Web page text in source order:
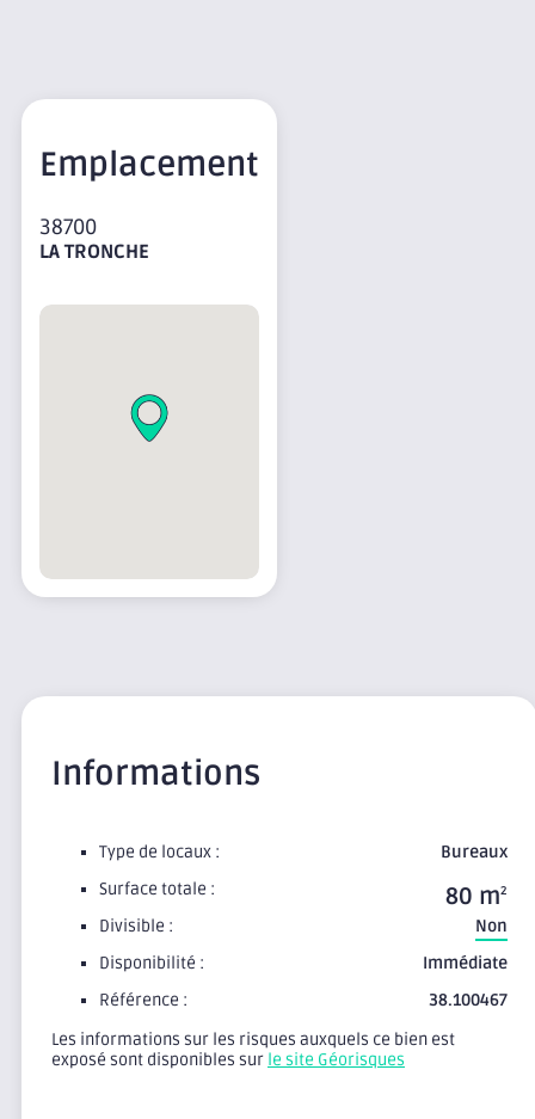
Emplacement
38700
LA TRONCHE
Informations
Type de locaux :
Bureaux
Surface totale :
80 m2
Divisible :
Non
Disponibilité :
Immédiate
Référence :
38.100467
Les informations sur les risques auxquels ce bien est
exposé sont disponibles sur le site Géorisques